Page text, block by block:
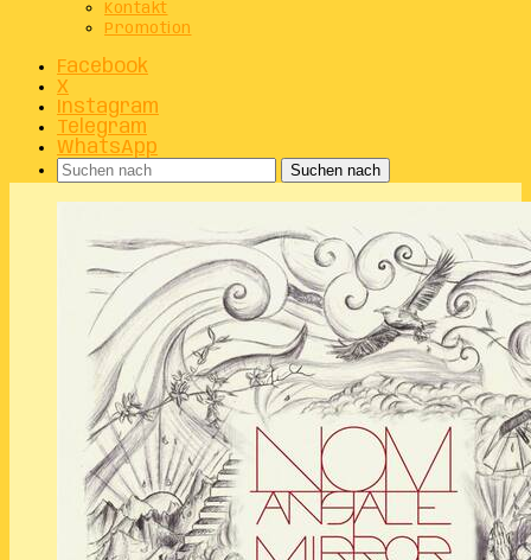
Kontakt
Promotion
Facebook
X
Instagram
Telegram
WhatsApp
Suchen nach